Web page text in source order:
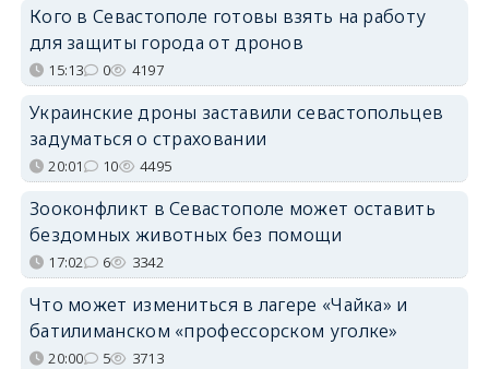
Кого в Севастополе готовы взять на работу
для защиты города от дронов
15:13 0 4197
Украинские дроны заставили севастопольцев
задуматься о страховании
20:01 10 4495
Зооконфликт в Севастополе может оставить
бездомных животных без помощи
17:02 6 3342
Что может измениться в лагере «Чайка» и
батилиманском «профессорском уголке»
20:00 5 3713